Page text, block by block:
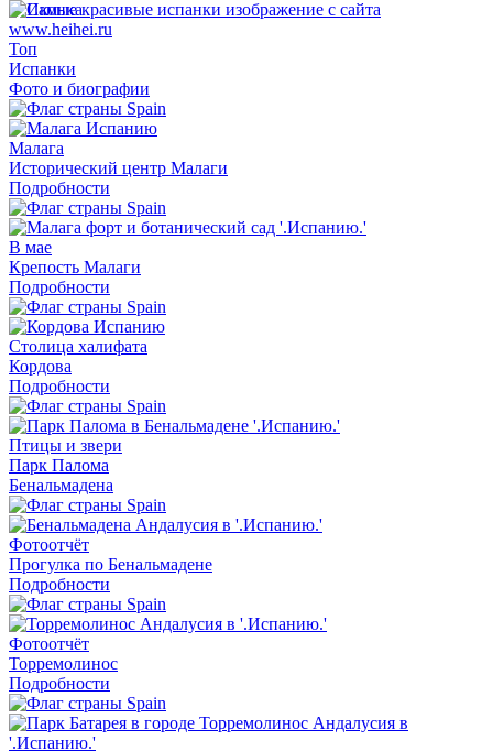
Топ
Испанки
Фото и биографии
Малага
Исторический центр Малаги
Подробности
В мае
Крепость Малаги
Подробности
Столица халифата
Кордова
Подробности
Птицы и звери
Парк Палома
Бенальмадена
Фотоотчёт
Прогулка по Бенальмадене
Подробности
Фотоотчёт
Торремолинос
Подробности